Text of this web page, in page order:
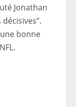
Jonathan
bonne